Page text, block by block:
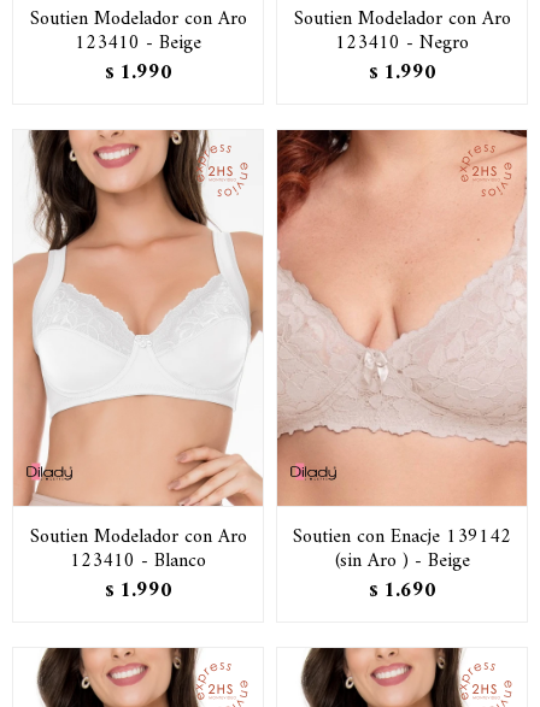
Soutien Modelador con Aro
123410 - Beige
$ 1.990
Soutien Modelador con Aro
123410 - Negro
$ 1.990
Soutien Modelador con Aro
123410 - Blanco
$ 1.990
Soutien con Enacje 139142
(sin Aro ) - Beige
$ 1.690